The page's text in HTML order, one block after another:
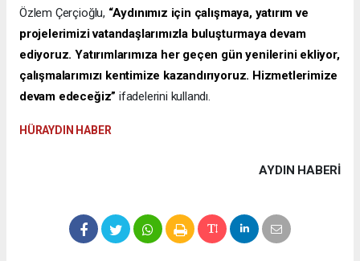
Özlem Çerçioğlu, “Aydınımız için çalışmaya, yatırım ve
projelerimizi vatandaşlarımızla buluşturmaya devam
ediyoruz. Yatırımlarımıza her geçen gün yenilerini ekliyor,
çalışmalarımızı kentimize kazandırıyoruz. Hizmetlerimize
devam edeceğiz” ifadelerini kullandı.
HÜRAYDIN HABER
AYDIN HABERİ